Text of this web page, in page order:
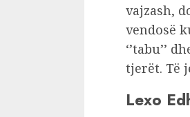
vajzash,
vendosë
‘’tabu’’
tjerët. Të
Lexo